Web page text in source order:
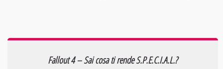
Fallout 4 – Sai cosa ti rende S.P.E.C.I.A.L.?